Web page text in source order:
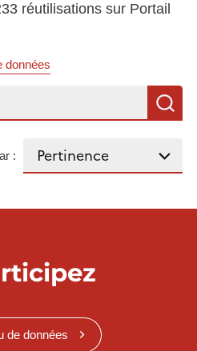
réutilisations sur Portail
données
:
de données